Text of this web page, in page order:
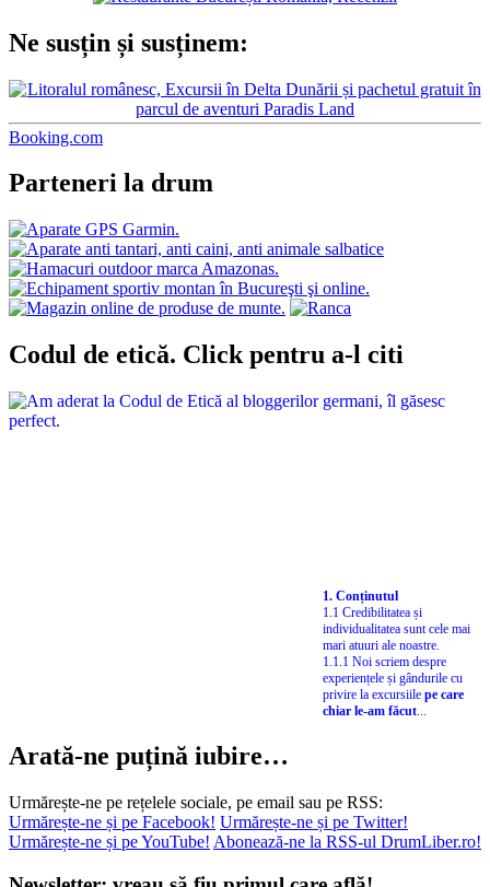
Ne susțin și susținem:
Booking.com
Parteneri la drum
Codul de etică. Click pentru a-l citi
1. Conținutul
1.1 Credibilitatea și
individualitatea sunt cele mai
mari atuuri ale noastre.
1.1.1 Noi scriem despre
experiențele și gândurile cu
privire la excursiile pe care
chiar le-am făcut...
Arată-ne puțină iubire…
Urmărește-ne pe rețelele sociale, pe email sau pe RSS:
Urmărește-ne și pe Facebook! Urmărește-ne și pe Twitter!
Urmărește-ne și pe YouTube! Abonează-ne la RSS-ul DrumLiber.ro!